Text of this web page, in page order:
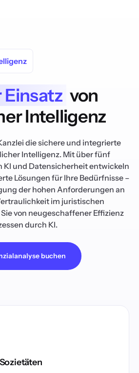
von
Intelligenz
die sichere und integrierte
Intelligenz. Mit über fünf
KI und Datensicherheit entwickeln
Lösungen für Ihre Bedürfnisse –
der hohen Anforderungen an
im juristischen
von neugeschaffener Effizienz
durch KI.
buchen